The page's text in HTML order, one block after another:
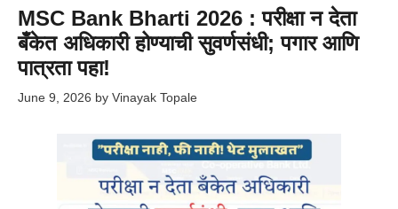
MSC Bank Bharti 2026 : परीक्षा न देता
बँकेत अधिकारी होण्याची सुवर्णसंधी; पगार आणि
पात्रता पहा!
June 9, 2026 by Vinayak Topale